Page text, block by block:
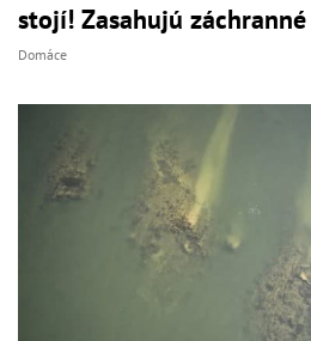
stojí! Zasahujú
Domáce